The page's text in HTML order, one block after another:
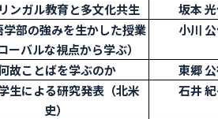
ンガル教育と多文化共生
坂本
学部の強みを生かした授業
ーバルな視点から学ぶ）
小川
故ことばを学ぶのか
東郷
生による研究発表（北米
史）
石井